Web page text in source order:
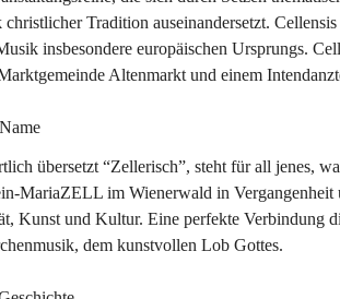
Tradition auseinandersetzt.
insbesondere europäischen Ursprungs.
Altenmarkt und einem
übersetzt “Zellerisch”, steht für all jenes,
MariaZELL im Wienerwald in Vergangenheit
Kunst und Kultur. Eine perfekte Verbindung
dem kunstvollen Lob Gottes.